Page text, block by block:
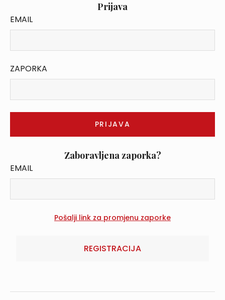
Prijava
EMAIL
ZAPORKA
Zaboravljena zaporka?
EMAIL
REGISTRACIJA